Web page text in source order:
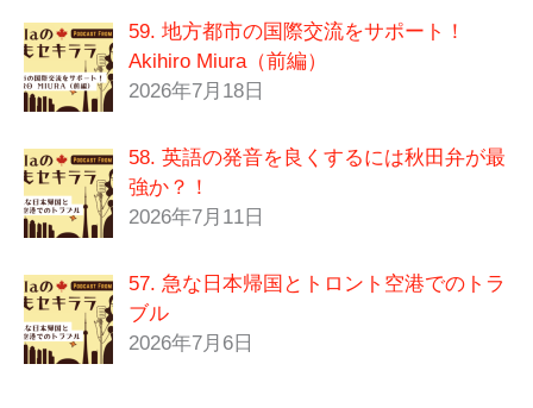
59. 地方都市の国際交流をサポート！
Akihiro Miura（前編）
2026年7月18日
58. 英語の発音を良くするには秋田弁が最
強か？！
2026年7月11日
57. 急な日本帰国とトロント空港でのトラ
ブル
2026年7月6日